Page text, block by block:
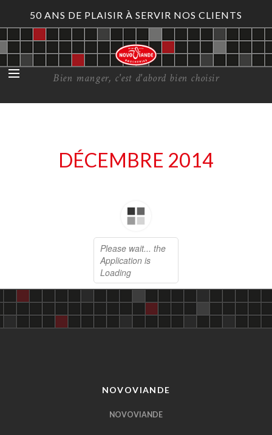
50 ANS DE PLAISIR À SERVIR NOS CLIENTS
Bien manger, c'est d'abord bien choisir
DÉCEMBRE 2014
NOVOVIANDE
NOVOVIANDE